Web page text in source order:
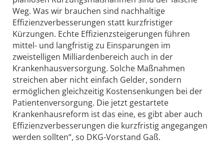
Weg. Was wir brauchen sind nachhaltige
Effizienzverbesserungen statt kurzfristiger
Kürzungen. Echte Effizienzsteigerungen führen
mittel- und langfristig zu Einsparungen im
zweistelligen Milliardenbereich auch in der
Krankenhausversorgung. Solche Maßnahmen
streichen aber nicht einfach Gelder, sondern
ermöglichen gleichzeitig Kostensenkungen bei der
Patientenversorgung. Die jetzt gestartete
Krankenhausreform ist das eine, es gibt aber auch
Effizienzverbesserungen die kurzfristig angegangen
werden sollten“, so DKG-Vorstand Gaß.